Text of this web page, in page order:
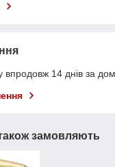
впродовж 14 днів за
замовляють